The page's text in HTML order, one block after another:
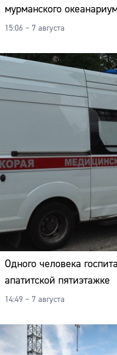
мурманского
15:06 – 7 августа
Одного человека
апатитской пятиэтажке
14:49 – 7 августа